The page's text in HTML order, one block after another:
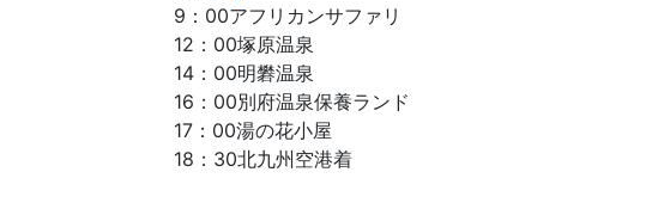
9：00アフリカンサファリ
12：00塚原温泉
14：00明礬温泉
16：00別府温泉保養ランド
17：00湯の花小屋
18：30北九州空港着